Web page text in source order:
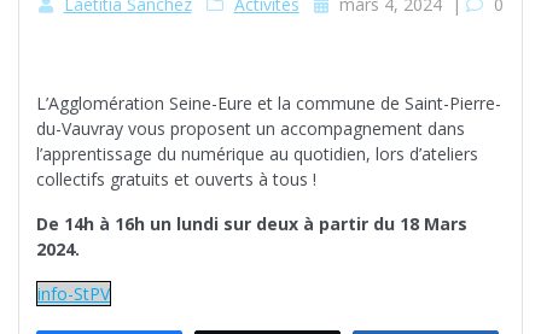
L’Agglomération Seine-Eure et la commune de Saint-Pierre-
du-Vauvray vous proposent un accompagnement dans
l’apprentissage du numérique au quotidien, lors d’ateliers
collectifs gratuits et ouverts à tous !
De 14h à 16h un lundi sur deux à partir du 18 Mars
2024.
info-StPV